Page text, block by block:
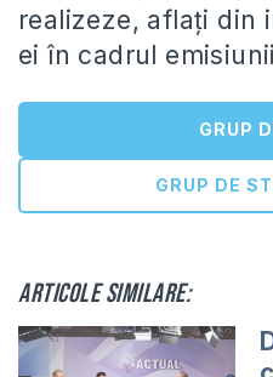
realizeze, aflați din
ei în cadrul
GRUP
GRUP DE
Articole similare: